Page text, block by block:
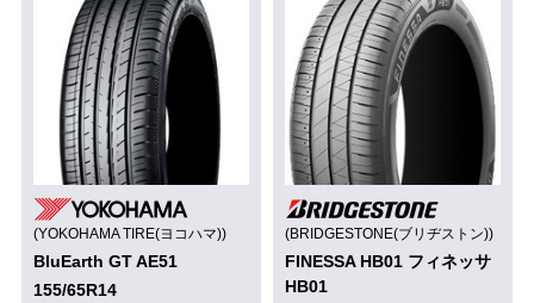
(YOKOHAMA TIRE(ヨコハマ))
BluEarth GT AE51
155/65R14
(BRIDGESTONE(ブリヂストン))
FINESSA HB01 フィネッサ
HB01